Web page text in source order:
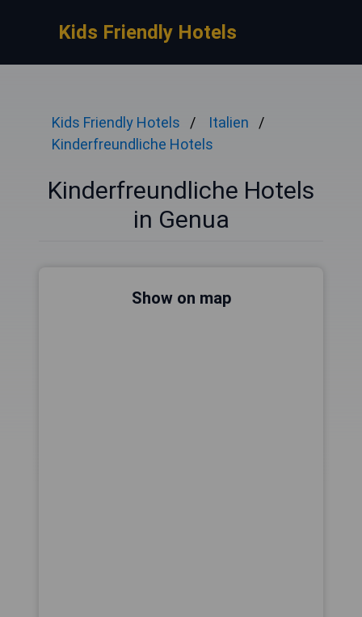
Kids Friendly Hotels
Kids Friendly Hotels
Italien
Kinderfreundliche Hotels
Kinderfreundliche Hotels
in Genua
Show on map